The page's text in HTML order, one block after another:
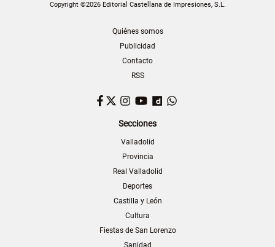
Copyright ©2026 Editorial Castellana de Impresiones, S.L.
Quiénes somos
Publicidad
Contacto
RSS
Facebook
TwitterInstagram
YouTubeDailymotion
Secciones
Valladolid
Provincia
Real Valladolid
Deportes
Castilla y León
Cultura
Fiestas de San Lorenzo